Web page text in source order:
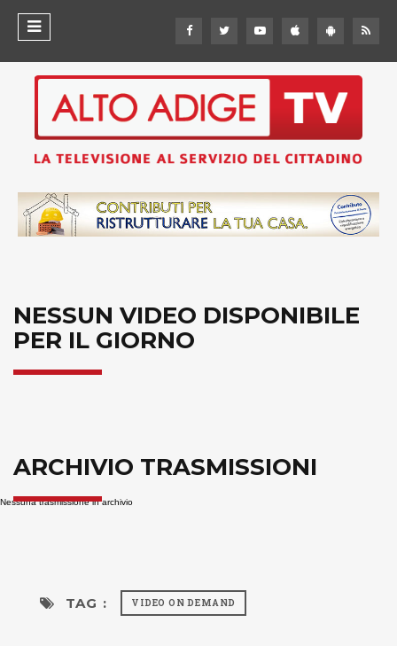
NESSUN VIDEO DISPONIBILE
PER IL GIORNO
ARCHIVIO TRASMISSIONI
Nessuna trasmissione in archivio
TAG : VIDEO ON DEMAND